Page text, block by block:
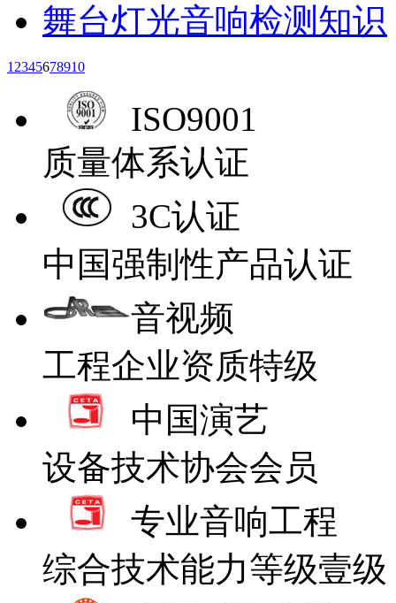
舞台灯光音响检测知识
1 2345678910
ISO9001
质量体系认证
3C认证
中国强制性产品认证
音视频
工程企业资质特级
中国演艺
设备技术协会会员
专业音响工程
综合技术能力等级壹级